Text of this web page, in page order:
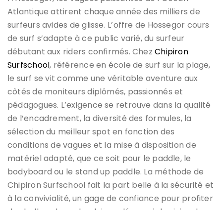
Atlantique attirent chaque année des milliers de
surfeurs avides de glisse. L’offre de Hossegor cours
de surf s’adapte à ce public varié, du surfeur
débutant aux riders confirmés. ChezChipiron
Surfschool, référence en école de surf sur la plage,
le surf se vit comme une véritable aventure aux
côtés de moniteurs diplômés, passionnés et
pédagogues. L’exigence se retrouve dans la qualité
de l’encadrement, la diversité des formules, la
sélection du meilleur spot en fonction des
conditions de vagues et la mise à disposition de
matériel adapté, que ce soit pour le paddle, le
bodyboard ou le stand up paddle. La méthode de
Chipiron Surfschool fait la part belle à la sécurité et
à la convivialité, un gage de confiance pour profiter